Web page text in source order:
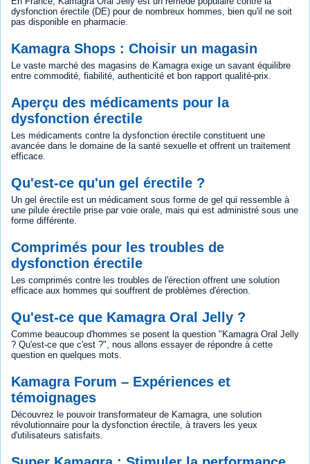
dysfonction érectile (DE) pour de nombreux hommes, bien qu'il ne soit
pas disponible en pharmacie.
Kamagra Shops : Choisir un magasin
Le vaste marché des magasins de Kamagra exige un savant équilibre
entre commodité, fiabilité, authenticité et bon rapport qualité-prix.
Aperçu des médicaments pour la
dysfonction érectile
Les médicaments contre la dysfonction érectile constituent une
avancée dans le domaine de la santé sexuelle et offrent un traitement
efficace.
Qu'est-ce qu'un gel érectile ?
Un gel érectile est un médicament sous forme de gel qui ressemble à
une pilule érectile prise par voie orale, mais qui est administré sous une
forme différente.
Comprimés pour les troubles de
dysfonction érectile
Les comprimés contre les troubles de l'érection offrent une solution
efficace aux hommes qui souffrent de problèmes d'érection.
Qu'est-ce que Kamagra Oral Jelly ?
Comme beaucoup d'hommes se posent la question "Kamagra Oral Jelly
? Qu'est-ce que c'est ?", nous allons essayer de répondre à cette
question en quelques mots.
Kamagra Forum – Expériences et
témoignages
Découvrez le pouvoir transformateur de Kamagra, une solution
révolutionnaire pour la dysfonction érectile, à travers les yeux
d'utilisateurs satisfaits.